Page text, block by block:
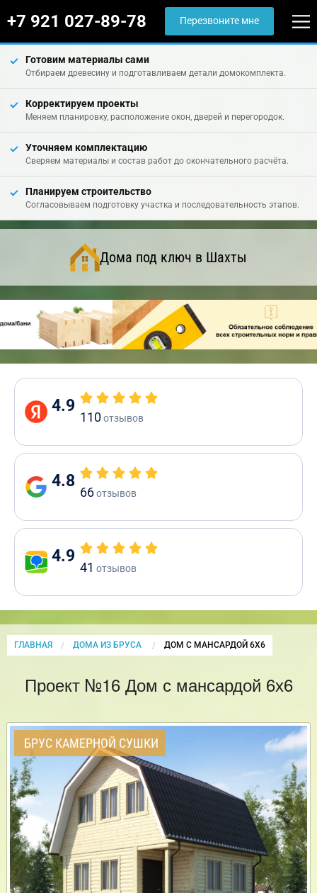
+7 921 027-89-78 Перезвоните мне
Готовим материалы сами
Отбираем древесину и подготавливаем детали домокомплекта.
Корректируем проекты
Меняем планировку, расположение окон, дверей и перегородок.
Уточняем комплектацию
Сверяем материалы и состав работ до окончательного расчёта.
Планируем строительство
Согласовываем подготовку участка и последовательность этапов.
Дома под ключ в Шахты
4.9
110отзывов
4.8
66отзывов
4.9
41 отзывов
ГЛАВНАЯ ДОМА ИЗ БРУСА CURRENT:
ДОМ С МАНСАРДОЙ 6Х6
Проект №16 Дом с мансардой 6х6
БРУС КАМЕРНОЙ СУШКИ